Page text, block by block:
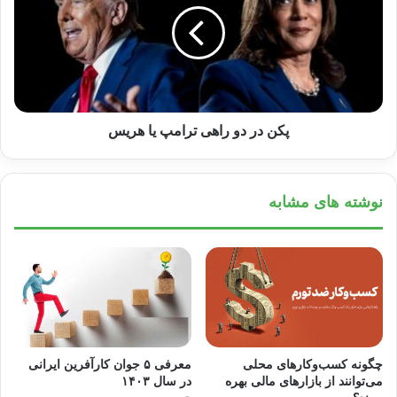
تفاوت‌های زیادی دارند. نحوه طراحی، استفاده از
فضا، تجهیزات و امکانات متفاوتی در آپارتمان‌های
امروز وجود دارد که ممکن است با سبک زندگی
ایرانی-اسلامی در تضاد باشند.
تأثیر سبک زندگی ایرانی-اسلامی در
پکن در دو راهی ترامپ یا هریس
نوشته های مشابه
چگونه کسب‌وکارهای محلی
می‌توانند از بازارهای مالی بهره
معرفی ۵ جوان کارآفرین ایرانی
در سال ۱۴۰۳